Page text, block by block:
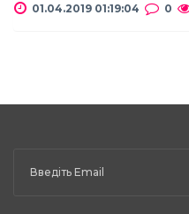
01.04.2019 01:19:04 0